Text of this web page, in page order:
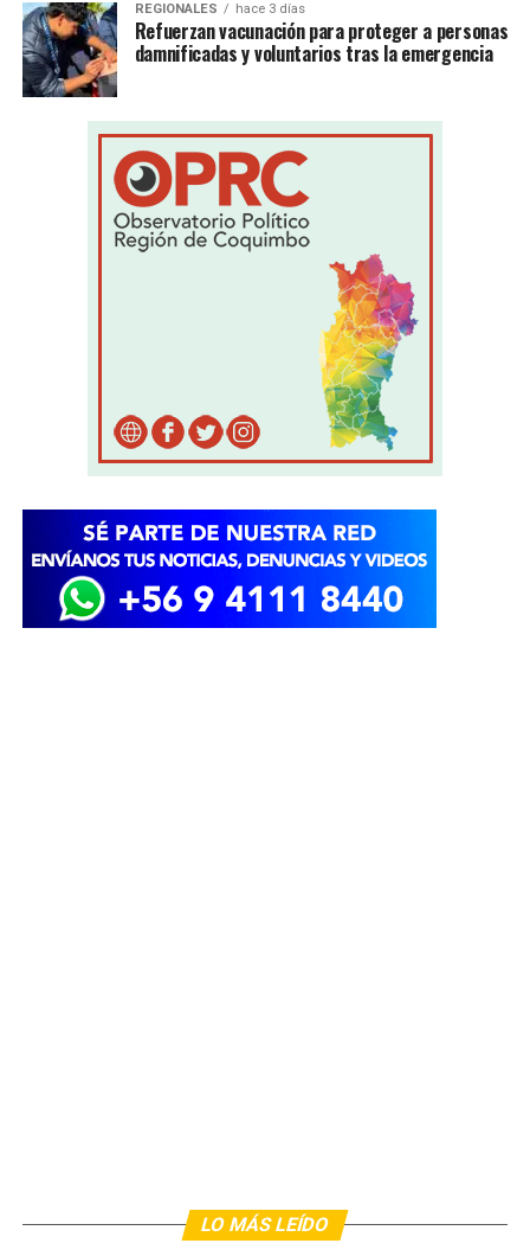
REGIONALES hace 3 días
Refuerzan vacunación para proteger a personas
damnificadas y voluntarios tras la emergencia
LO MÁS LEÍDO